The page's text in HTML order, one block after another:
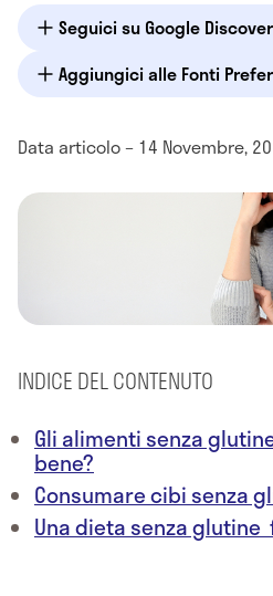
Seguici su Google Discover
Aggiungici alle Fonti
Data articolo – 14 Novembre,
INDICE DEL CONTENUTO
Gli alimenti senza
bene?
Consumare cibi senza
Una dieta senza